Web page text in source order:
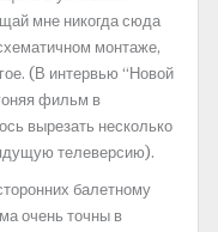
мне никогда сюда
монтаже,
(В интервью “Новой
фильм в
вырезать несколько
телеверсию).
балетному
очень точны в